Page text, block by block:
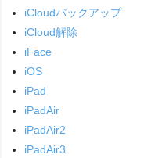
iCloudバックアップ
iCloud解除
iFace
iOS
iPad
iPadAir
iPadAir2
iPadAir3